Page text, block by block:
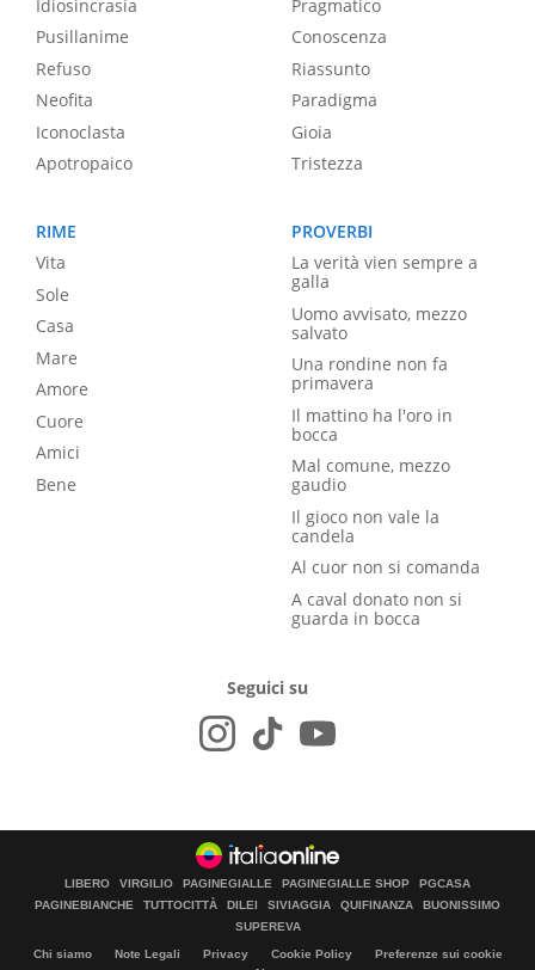
Idiosincrasia
Pusillanime
Refuso
Neofita
Iconoclasta
Apotropaico
Pragmatico
Conoscenza
Riassunto
Paradigma
Gioia
Tristezza
RIME
Vita
Sole
Casa
Mare
Amore
Cuore
Amici
Bene
PROVERBI
La verità vien sempre a
galla
Uomo avvisato, mezzo
salvato
Una rondine non fa
primavera
Il mattino ha l'oro in
bocca
Mal comune, mezzo
gaudio
Il gioco non vale la
candela
Al cuor non si comanda
A caval donato non si
guarda in bocca
Seguici su
LIBERO VIRGILIO PAGINEGIALLE PAGINEGIALLE SHOP
PGCASA
PAGINEBIANCHE
TUTTOCITTÀ DILEI SIVIAGGIA QUIFINANZA
BUONISSIMO
SUPEREVA
Chi siamo Note Legali Privacy Cookie Policy
Preferenze sui cookie